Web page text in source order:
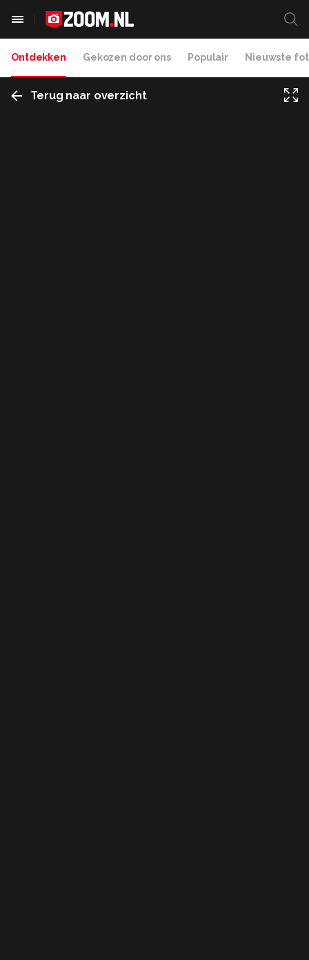
Ontdekken Gekozen door ons Populair Nieuwste
Terug naar overzicht